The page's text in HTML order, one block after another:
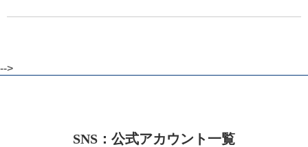
-->
SNS：公式アカウント一覧